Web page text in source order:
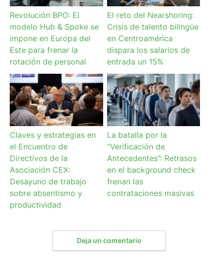
Revolución BPO: El
modelo Hub & Spoke se
impone en Europa del
Este para frenar la
rotación de personal
El reto del Nearshoring:
Crisis de talento bilingüe
en Centroamérica
dispara los salarios de
entrada un 15%
Claves y estrategias en
el Encuentro de
Directivos de la
Asociación CEX:
Desayuno de trabajo
sobre absentismo y
productividad
La batalla por la
“Verificación de
Antecedentes”: Retrasos
en el background check
frenan las
contrataciones masivas
Deja un comentario